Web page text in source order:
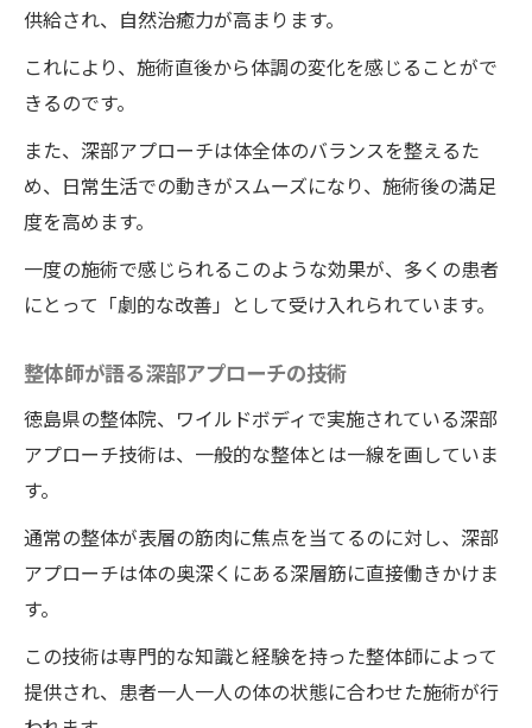
患者に寄り添う施術者の役割
整体院ワイルドボディの施術がもたらす心
の安定
自然に寄り添う健康改善アプローチ
整体院ワイルドボディが示す未来！子宮頸癌ワ
クチン後遺症改善の新展開
施術が示す未来の可能性
ワイルドボディの未来ビジョン
地域における整体院ワイルドボディの役割
整体院ワイルドボディの施術で目指す新た
な健康基準
徳島の整体院ワイルドボディのアプローチ
実際の体験談と改善の効果
希望の光、再び健康な生活へ
供給され、自然治癒力が高まります。
これにより、施術直後から体調の変化を感じることがで
きるのです。
また、深部アプローチは体全体のバランスを整えるた
め、日常生活での動きがスムーズになり、施術後の満足
度を高めます。
一度の施術で感じられるこのような効果が、多くの患者
にとって「劇的な改善」として受け入れられています。
整体師が語る深部アプローチの技術
徳島県の整体院、ワイルドボディで実施されている深部
アプローチ技術は、一般的な整体とは一線を画していま
す。
通常の整体が表層の筋肉に焦点を当てるのに対し、深部
アプローチは体の奥深くにある深層筋に直接働きかけま
す。
この技術は専門的な知識と経験を持った整体師によって
提供され、患者一人一人の体の状態に合わせた施術が行